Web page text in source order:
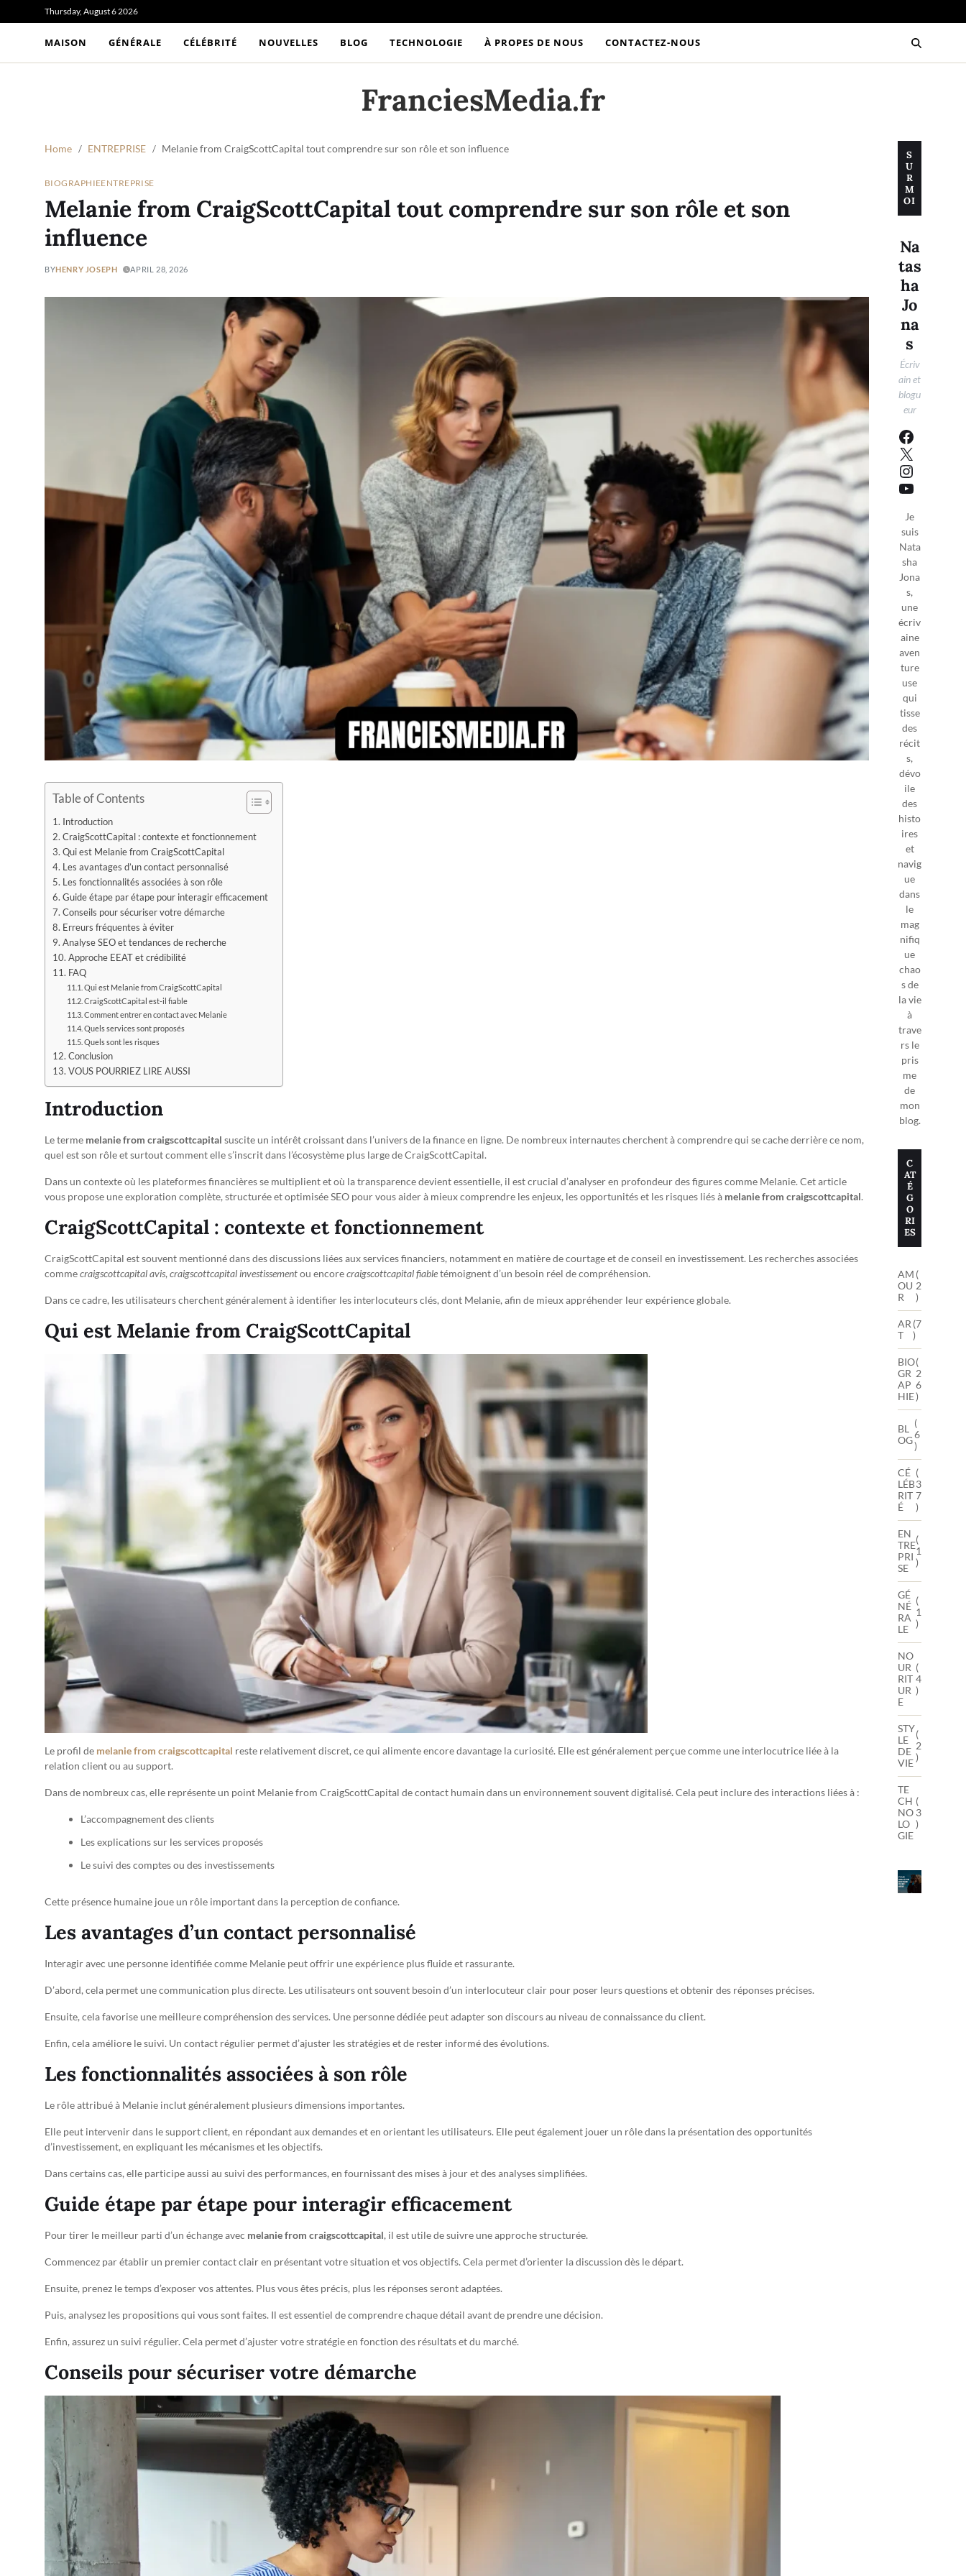
Thursday, August 6 2026
MAISON GÉNÉRALE CÉLÉBRITÉ NOUVELLES BLOG TECHNOLOGIE À PROPES DE NOUS CONTACTEZ-NOUS
FranciesMedia.fr
Home ENTREPRISE Melanie from CraigScottCapital tout comprendre sur son rôle et son influence
BIOGRAPHIEENTREPRISE
Melanie from CraigScottCapital tout comprendre sur son rôle et son
influence
BYHENRY JOSEPH APRIL 28, 2026
Table of Contents
Introduction
CraigScottCapital : contexte et fonctionnement
Qui est Melanie from CraigScottCapital
Les avantages d’un contact personnalisé
Les fonctionnalités associées à son rôle
Guide étape par étape pour interagir efficacement
Conseils pour sécuriser votre démarche
Erreurs fréquentes à éviter
Analyse SEO et tendances de recherche
Approche EEAT et crédibilité
FAQ
Qui est Melanie from CraigScottCapital
CraigScottCapital est-il fiable
Comment entrer en contact avec Melanie
Quels services sont proposés
Quels sont les risques
Conclusion
VOUS POURRIEZ LIRE AUSSI
Introduction
Le terme melanie from craigscottcapital suscite un intérêt croissant dans l’univers de la finance en ligne. De nombreux internautes cherchent à comprendre qui se cache derrière ce nom,
quel est son rôle et surtout comment elle s’inscrit dans l’écosystème plus large de CraigScottCapital.
Dans un contexte où les plateformes financières se multiplient et où la transparence devient essentielle, il est crucial d’analyser en profondeur des figures comme Melanie. Cet article
vous propose une exploration complète, structurée et optimisée SEO pour vous aider à mieux comprendre les enjeux, les opportunités et les risques liés à melanie from craigscottcapital.
CraigScottCapital : contexte et fonctionnement
CraigScottCapital est souvent mentionné dans des discussions liées aux services financiers, notamment en matière de courtage et de conseil en investissement. Les recherches associées
commecraigscottcapital avis, craigscottcapital investissementou encorecraigscottcapital fiabletémoignent d’un besoin réel de compréhension.
Dans ce cadre, les utilisateurs cherchent généralement à identifier les interlocuteurs clés, dont Melanie, afin de mieux appréhender leur expérience globale.
Qui est Melanie from CraigScottCapital
Le profil de melanie from craigscottcapital reste relativement discret, ce qui alimente encore davantage la curiosité. Elle est généralement perçue comme une interlocutrice liée à la
relation client ou au support.
Dans de nombreux cas, elle représente un point Melanie from CraigScottCapital de contact humain dans un environnement souvent digitalisé. Cela peut inclure des interactions liées à :
L’accompagnement des clients
Les explications sur les services proposés
Le suivi des comptes ou des investissements
Cette présence humaine joue un rôle important dans la perception de confiance.
Les avantages d’un contact personnalisé
Interagir avec une personne identifiée comme Melanie peut offrir une expérience plus fluide et rassurante.
D’abord, cela permet une communication plus directe. Les utilisateurs ont souvent besoin d’un interlocuteur clair pour poser leurs questions et obtenir des réponses précises.
Ensuite, cela favorise une meilleure compréhension des services. Une personne dédiée peut adapter son discours au niveau de connaissance du client.
Enfin, cela améliore le suivi. Un contact régulier permet d’ajuster les stratégies et de rester informé des évolutions.
Les fonctionnalités associées à son rôle
Le rôle attribué à Melanie inclut généralement plusieurs dimensions importantes.
Elle peut intervenir dans le support client, en répondant aux demandes et en orientant les utilisateurs. Elle peut également jouer un rôle dans la présentation des opportunités
d’investissement, en expliquant les mécanismes et les objectifs.
Dans certains cas, elle participe aussi au suivi des performances, en fournissant des mises à jour et des analyses simplifiées.
Guide étape par étape pour interagir efficacement
Pour tirer le meilleur parti d’un échange avec melanie from craigscottcapital, il est utile de suivre une approche structurée.
Commencez par établir un premier contact clair en présentant votre situation et vos objectifs. Cela permet d’orienter la discussion dès le départ.
Ensuite, prenez le temps d’exposer vos attentes. Plus vous êtes précis, plus les réponses seront adaptées.
Puis, analysez les propositions qui vous sont faites. Il est essentiel de comprendre chaque détail avant de prendre une décision.
Enfin, assurez un suivi régulier. Cela permet d’ajuster votre stratégie en fonction des résultats et du marché.
Conseils pour sécuriser votre démarche
S
U
R
M
OI
Na
tas
ha
Jo
na
s
Écriv
ain et
blogu
eur
Je
suis
Nata
sha
Jona
s,
une
écriv
aine
aven
ture
use
qui
tisse
des
récit
s,
dévo
ile
des
histo
ires
et
navig
ue
dans
le
mag
nifiq
ue
chao
s de
la vie
à
trave
rs le
pris
me
de
mon
blog.
C
AT
É
G
O
RI
ES
AM
OU
R
(
2
)
AR
T
(7
)
BIO
GR
AP
HIE
(
2
6
)
BL
OG
(
6
)
CÉ
LÉB
RIT
É
(
3
7
)
EN
TRE
PRI
SE
(
1
)
GÉ
NÉ
RA
LE
(
1
)
NO
UR
RIT
UR
E
(
4
)
STY
LE
DE
VIE
(
2
)
TE
CH
NO
LO
GIE
(
3
)